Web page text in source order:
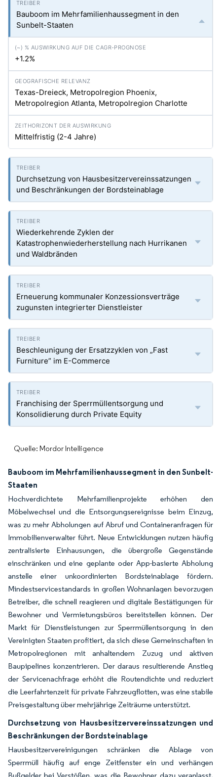
Bauboom im Mehrfamilienhaussegment in den
Sunbelt-Staaten
+1.2%
Texas-Dreieck, Metropolregion Phoenix,
Metropolregion Atlanta, Metropolregion Charlotte
Mittelfristig (2-4 Jahre)
Durchsetzung von Hausbesitzervereinssatzungen
und Beschränkungen der Bordsteinablage
Wiederkehrende Zyklen der
Katastrophenwiederherstellung nach Hurrikanen
und Waldbränden
Erneuerung kommunaler Konzessionsverträge
zugunsten integrierter Dienstleister
Beschleunigung der Ersatzzyklen von „Fast
Furniture” im E-Commerce
Franchising der Sperrmüllentsorgung und
Konsolidierung durch Private Equity
Quelle: Mordor Intelligence
Bauboom im Mehrfamilienhaussegment in den Sunbelt-
Staaten
Hochverdichtete Mehrfamilienprojekte erhöhen den
Möbelwechsel und die Entsorgungsereignisse beim Einzug,
was zu mehr Abholungen auf Abruf und Containeranfragen für
Immobilienverwalter führt. Neue Entwicklungen nutzen häufig
zentralisierte Einhausungen, die übergroße Gegenstände
einschränken und eine geplante oder App-basierte Abholung
anstelle einer unkoordinierten Bordsteinablage fördern.
Mindestservicestandards in großen Wohnanlagen bevorzugen
Betreiber, die schnell reagieren und digitale Bestätigungen für
Bewohner und Vermietungsbüros bereitstellen können. Der
Markt für Dienstleistungen zur Sperrmüllentsorgung in den
Vereinigten Staaten profitiert, da sich diese Gemeinschaften in
Metropolregionen mit anhaltendem Zuzug und aktiven
Baupipelines konzentrieren. Der daraus resultierende Anstieg
der Servicenachfrage erhöht die Routendichte und reduziert
die Leerfahrtenzeit für private Fahrzeugflotten, was eine stabile
Preisgestaltung über mehrjährige Zeiträume unterstützt.
Durchsetzung von Hausbesitzervereinssatzungen und
Beschränkungen der Bordsteinablage
Hausbesitzervereinigungen schränken die Ablage von
Sperrmüll häufig auf enge Zeitfenster ein und verhängen